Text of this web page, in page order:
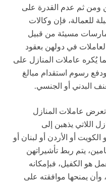
ومن ثم عدم القدرة على
للعمالة، فإن وكالات
مسيئة من قبيل
في دولهن بعقود
يُكره عاملات المنازل على
رسوم استقدام مبالغ
البدني أو الجنسي.
عاملات المنازل
اللاتي يذهبن إلى
الكويت أو الأردن أو لبنان أو
يتم ربط تأشيراتهن
هو الكفيل، فبإمكانه
وأن يمنحها موافقته على